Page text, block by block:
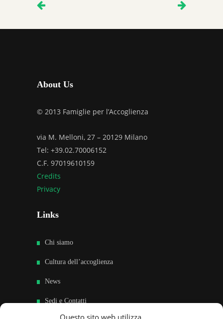
Questo sito web utilizza
About Us
© 2013 Famiglie per l’Accoglienza
via M. Melloni, 27 – 20129 Milano
Tel: +39.02.70006152
C.F. 97019610159
Credits
Privacy
Links
Chi siamo
Cultura dell’accoglienza
News
Sedi e Contatti